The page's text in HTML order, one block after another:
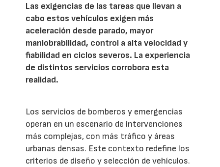
Las exigencias de las tareas que llevan a
cabo estos vehículos exigen más
aceleración desde parado, mayor
maniobrabilidad, control a alta velocidad y
fiabilidad en ciclos severos. La experiencia
de distintos servicios corrobora esta
realidad.
Los servicios de bomberos y emergencias
operan en un escenario de intervenciones
más complejas, con más tráfico y áreas
urbanas densas. Este contexto redefine los
criterios de diseño y selección de vehículos.